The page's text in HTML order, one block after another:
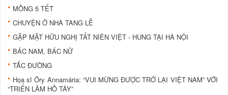
MỒNG 5 TẾT
CHUYỆN Ở NHÀ TANG LỄ
GẶP MẶT HỮU NGHỊ TẤT NIÊN VIỆT - HUNG TẠI HÀ NỘI
BÁC NAM, BÁC NỮ
TẮC ĐƯỜNG
Họa sĩ Őry Annamária: “VUI MỪNG ĐƯỢC TRỞ LẠI VIỆT NAM” VỚI
“TRIỂN LÃM HỒ TÂY”